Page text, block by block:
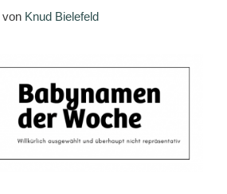
von Knud Bielefeld